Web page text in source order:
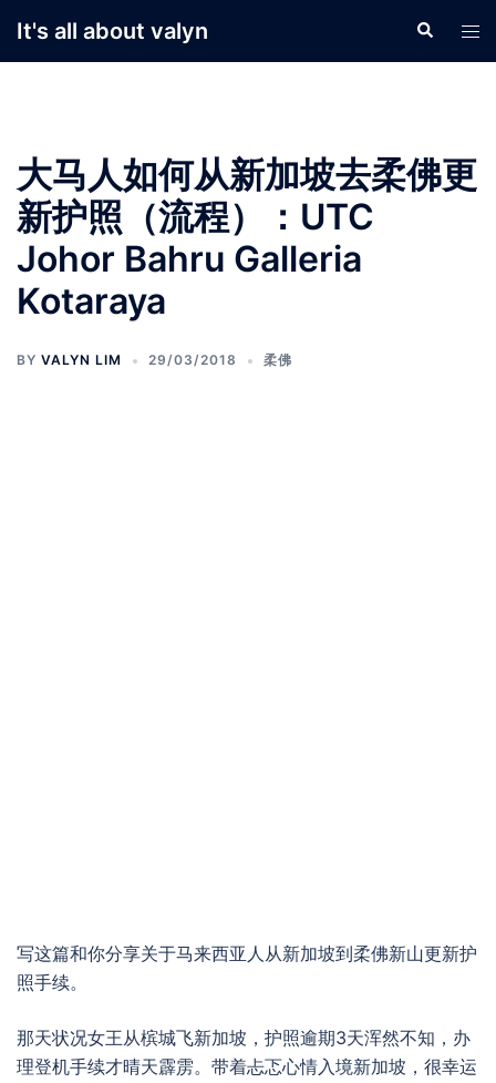
It's all about valyn Search
大马人如何从新加坡去柔佛更
新护照（流程）：UTC
Johor Bahru Galleria
Kotaraya
BY VALYN LIM 29/03/2018 柔佛
写这篇和你分享关于马来西亚人从新加坡到柔佛新山更新护
照手续。
那天状况女王从槟城飞新加坡，护照逾期3天浑然不知，办
理登机手续才晴天霹雳。 带着忐忑心情入境新加坡，很幸运